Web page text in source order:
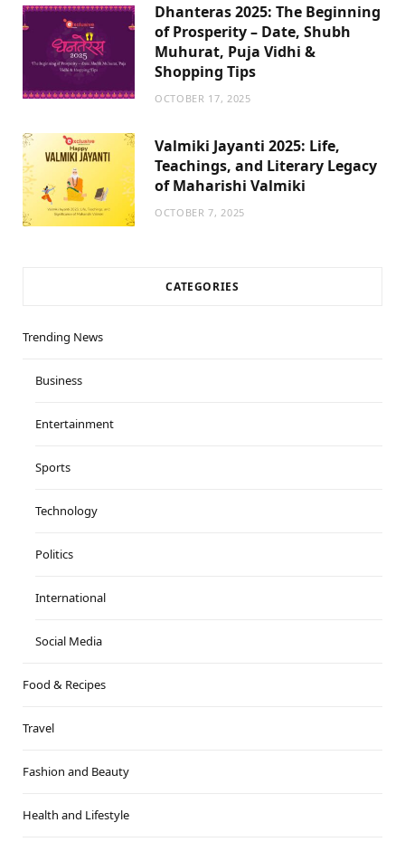
Dhanteras 2025: The Beginning
of Prosperity – Date, Shubh
Muhurat, Puja Vidhi &
Shopping Tips
OCTOBER 17, 2025
Valmiki Jayanti 2025: Life,
Teachings, and Literary Legacy
of Maharishi Valmiki
OCTOBER 7, 2025
CATEGORIES
Trending News
Business
Entertainment
Sports
Technology
Politics
International
Social Media
Food & Recipes
Travel
Fashion and Beauty
Health and Lifestyle